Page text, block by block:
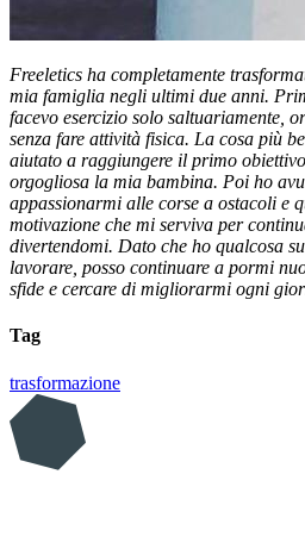
Freeletics ha completamente
mia famiglia negli ultimi due anni.
facevo esercizio solo saltuariamente,
senza fare attività fisica. La cosa più
aiutato a raggiungere il primo
orgogliosa la mia bambina. Poi ho
appassionarmi alle corse a ostacoli e
motivazione che mi serviva per
divertendomi. Dato che ho qualcosa
lavorare, posso continuare a pormi
sfide e cercare di migliorarmi ogni
Tag
trasformazione